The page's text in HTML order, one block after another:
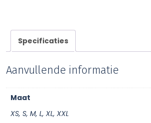
Specificaties
Aanvullende informatie
Maat
XS, S, M, L, XL, XXL